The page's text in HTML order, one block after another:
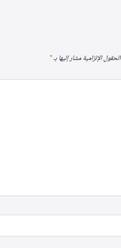
الحقول الإلزامية مشار إليها بـ*